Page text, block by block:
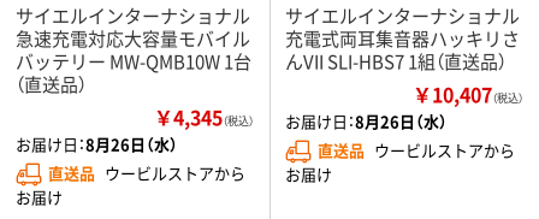
サイエルインターナショナル
急速充電対応大容量モバイル
バッテリー MW-QMB10W 1台
（直送品）
￥4,345（税込）
お届け日：8月26日（水）
直送品 ウービルストアから
お届け
サイエルインターナショナル
充電式両耳集音器ハッキリさ
んVII SLI-HBS7 1組（直送品）
￥10,407（税込）
お届け日：8月26日（水）
直送品 ウービルストアから
お届け